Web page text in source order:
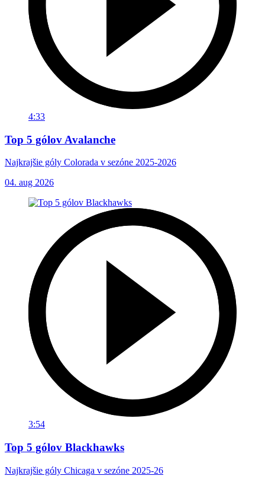
4:33
Top 5 gólov Avalanche
Najkrajšie góly Colorada v sezóne 2025-2026
04. aug 2026
3:54
Top 5 gólov Blackhawks
Najkrajšie góly Chicaga v sezóne 2025-26